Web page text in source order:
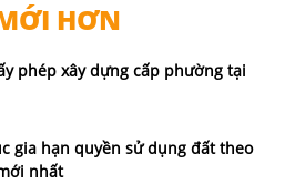
HƠN
phép xây dựng cấp phường tại
gia hạn quyền sử dụng đất theo
nhất